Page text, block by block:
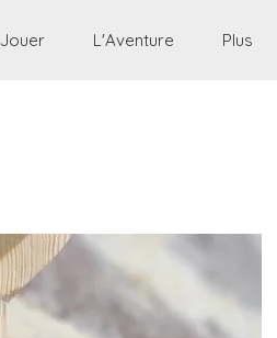
Jouer L'Aventure Plus